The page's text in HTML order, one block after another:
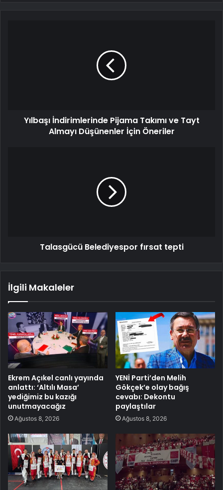
Yılbaşı İndirimlerinde Pijama Takımı ve Tayt
Almayı Düşünenler İçin Öneriler
Talasgücü Belediyespor fırsat tepti
İlgili Makaleler
Ekrem Açıkel canlı yayında
anlattı: ‘Altılı Masa’
yediğimiz bu kazığı
unutmayacağız
Ağustos 8, 2026
YENİ Parti’den Melih
Gökçek’e olay bağış
cevabı: Dekontu
paylaştılar
Ağustos 8, 2026